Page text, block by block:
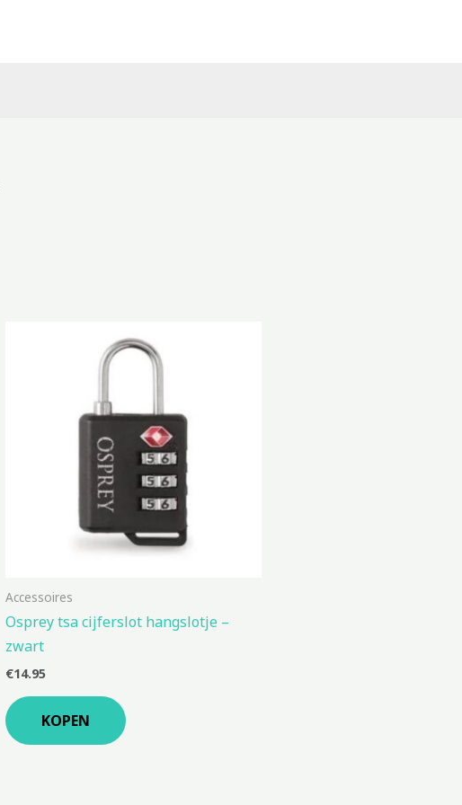
Accessoires
Osprey tsa cijferslot hangslotje –
zwart
€14.95
KOPEN